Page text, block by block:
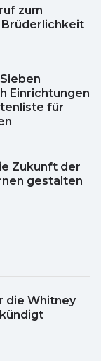
zum
Brüderlichkeit
Einrichtungen
für
Zukunft der
gestalten
die Whitney